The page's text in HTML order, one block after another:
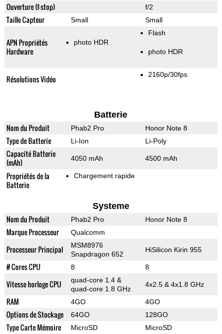
Ouverture (f-stop) f/2
Taille Capteur Small Small
APN Propriétés
Hardware
photo HDR
Flash
photo HDR
Résolutions Vidéo 2160p/30fps
Batterie
Nom du Produit Phab2 Pro Honor Note 8
Type de Batterie Li-Ion Li-Poly
Capacité Batterie
(mAh)
4050 mAh 4500 mAh
Propriétés de la
Batterie
Chargement rapide
Systeme
Nom du Produit Phab2 Pro Honor Note 8
Marque Processeur Qualcomm
Processeur Principal
MSM8976
Snapdragon 652
HiSilicon Kirin 955
# Cores CPU 8 8
Vitesse horloge CPU
quad-core 1.4 &
quad-core 1.8 GHz
4x2.5 & 4x1.8 GHz
RAM 4GO 4GO
Options de Stockage 64GO 128GO
Type Carte Mémoire MicroSD MicroSD